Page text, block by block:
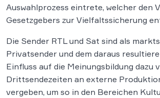
Auswahlprozess eintrete, welcher den
Gesetzgebers zur Vielfaltssicherung
Die Sender RTL und Sat sind als
Privatsender und dem daraus
Einfluss auf die Meinungsbildung dazu
Drittsendezeiten an externe
vergeben, um so in den Bereichen